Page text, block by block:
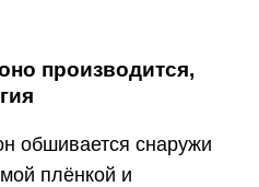
производится,
обшивается снаружи
плёнкой и